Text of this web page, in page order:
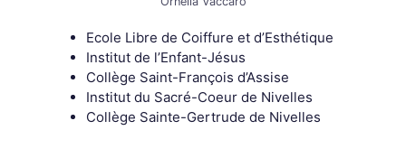
Ecole Libre de Coiffure et d’Esthétique
Institut de l’Enfant-Jésus
Collège Saint-François d’Assise
Institut du Sacré-Coeur de Nivelles
Collège Sainte-Gertrude de Nivelles